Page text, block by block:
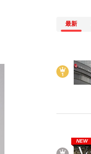
最新
NEW